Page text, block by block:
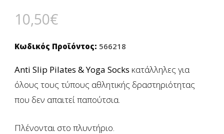
10,50€
Κωδικός Προϊόντος: 566218
Anti Slip Pilates & Yoga Socks κατάλληλες για
όλους τους τύπους αθλητικής δραστηριότητας
που δεν απαιτεί παπούτσια.
Πλένονται στο πλυντήριο.